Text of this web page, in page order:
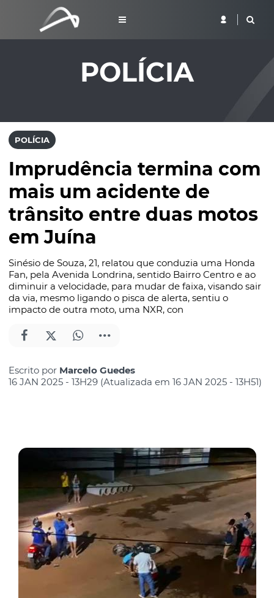
POLÍCIA
POLÍCIA
Imprudência termina com
mais um acidente de
trânsito entre duas motos
em Juína
Sinésio de Souza, 21, relatou que conduzia uma Honda
Fan, pela Avenida Londrina, sentido Bairro Centro e ao
diminuir a velocidade, para mudar de faixa, visando sair
da via, mesmo ligando o pisca de alerta, sentiu o
impacto de outra moto, uma NXR, con
Escrito por Marcelo Guedes
16 JAN 2025 - 13H29 (Atualizada em 16 JAN 2025 - 13H51)